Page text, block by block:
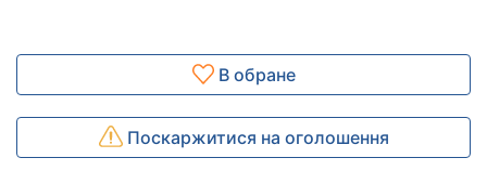
В обране
Поскаржитися на оголошення